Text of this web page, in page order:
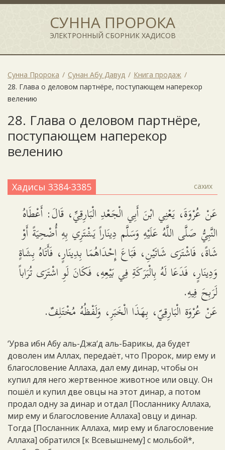
СУННА ПРОРОКА
ЭЛЕКТРОННЫЙ СБОРНИК ХАДИСОВ
Сунна Пророка Сунан Абу Давуд
Книга продаж
28. Глава о деловом партнёре, поступающем наперекор
велению
28. Глава о деловом партнёре,
поступающем наперекор
велению
Хадисы 3384-3385 сахих
عَنْ عُرْوَةَ، يَعْنِي ابْنَ أَبِي الْجَعْدِ الْبَارِقِيِّ، قَالَ: أَعْطَاهُ
النَّبِيُّ صَلَّى اللَّهُ عَلَيْهِ وَسَلَّم دِينَاراً يَشْتَرِي بِهِ أُضْحِيَةً أَوْ
شَاةً، فَاشْتَرَى شَاتَيْنِ، فَبَاعَ إِحْدَاهُمَا بِدِينَارٍ، فَأَتَاهُ بِشَاةٍ
وَدِينَارٍ، فَدَعَا لَهُ بِالْبَرَكَةِ فِي بَيْعِهِ، فَكَانَ لَوِ اشْتَرَى تُرَاباً
لَرَبِحَ فِيهِ.
عَنْ عُرْوَة الْبَارِقِيّ، بِهَذَا الْخَبَرِ، وَلَفْظُهُ مُخْتَلِفٌ.
‘Урва ибн Абу аль-Джа‘д аль-Барикы, да будет
доволен им Аллах, передаёт, что Пророк, мир ему и
благословение Аллаха, дал ему динар, чтобы он
купил для него жертвенное животное или овцу. Он
пошёл и купил две овцы на этот динар, а потом
продал одну за динар и отдал [Посланнику Аллаха,
мир ему и благословение Аллаха] овцу и динар.
Тогда [Посланник Аллаха, мир ему и благословение
Аллаха] обратился [к Всевышнему] с мольбой*,